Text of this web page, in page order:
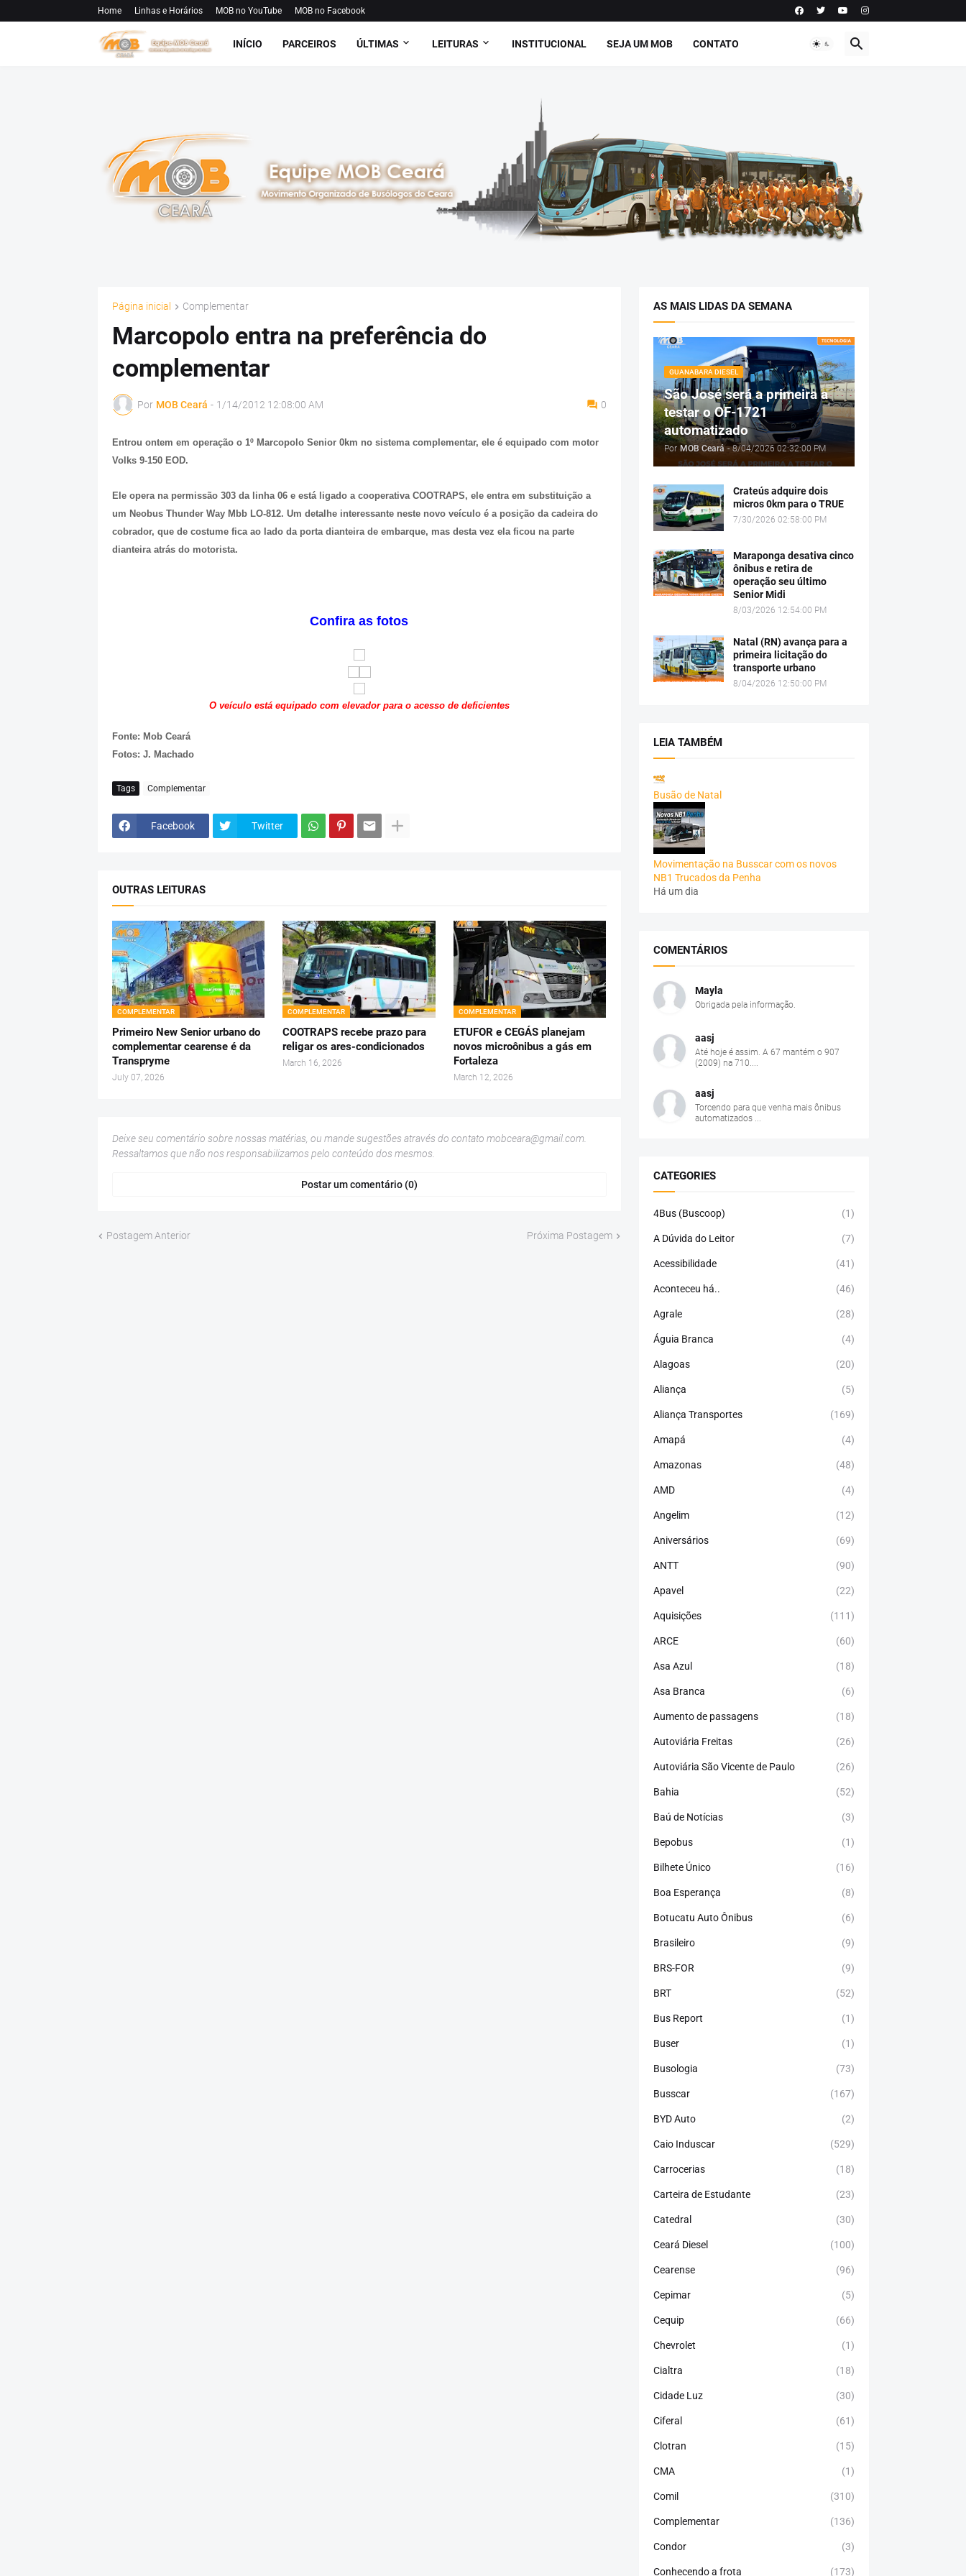
Home Linhas e Horários MOB no YouTube MOB no Facebook
INÍCIO PARCEIROS ÚLTIMAS LEITURAS INSTITUCIONAL SEJA UM MOB CONTATO
Página inicial Complementar
Marcopolo entra na preferência do
complementar
Por MOB Ceará - 1/14/2012 12:08:00 AM 0
Entrou ontem em operação o 1º Marcopolo Senior 0km no sistema complementar, ele é equipado com motor
Volks 9-150 EOD.
Ele opera na permissão 303 da linha 06 e está ligado a cooperativa COOTRAPS, ele entra em substituição a
um Neobus Thunder Way Mbb LO-812. Um detalhe interessante neste novo veículo é a posição da cadeira do
cobrador, que de costume fica ao lado da porta dianteira de embarque, mas desta vez ela ficou na parte
dianteira atrás do motorista.
Confira as fotos
O veículo está equipado com elevador para o acesso de deficientes
Fonte: Mob Ceará
Fotos: J. Machado
Tags Complementar
Facebook Twitter
OUTRAS LEITURAS
COMPLEMENTAR
Primeiro New Senior urbano do
complementar cearense é da
Transpryme
July 07, 2026
COMPLEMENTAR
COOTRAPS recebe prazo para
religar os ares-condicionados
March 16, 2026
COMPLEMENTAR
ETUFOR e CEGÁS planejam
novos microônibus a gás em
Fortaleza
March 12, 2026
Deixe seu comentário sobre nossas matérias, ou mande sugestões através do contato mobceara@gmail.com.
Ressaltamos que não nos responsabilizamos pelo conteúdo dos mesmos.
Postar um comentário (0)
Postagem Anterior Próxima Postagem
AS MAIS LIDAS DA SEMANA
GUANABARA DIESEL
São José será a primeira a
testar o OF-1721
automatizado
Por MOB Ceará - 8/04/2026 02:32:00 PM
Crateús adquire dois
micros 0km para o TRUE
7/30/2026 02:58:00 PM
Maraponga desativa cinco
ônibus e retira de
operação seu último
Senior Midi
8/03/2026 12:54:00 PM
Natal (RN) avança para a
primeira licitação do
transporte urbano
8/04/2026 12:50:00 PM
LEIA TAMBÉM
Busão de Natal
Movimentação na Busscar com os novos
NB1 Trucados da Penha
Há um dia
COMENTÁRIOS
Mayla
Obrigada pela informação.
aasj
Até hoje é assim. A 67 mantém o 907
(2009) na 710....
aasj
Torcendo para que venha mais ônibus
automatizados ...
CATEGORIES
4Bus (Buscoop) (1)
A Dúvida do Leitor (7)
Acessibilidade (41)
Aconteceu há.. (46)
Agrale (28)
Águia Branca (4)
Alagoas (20)
Aliança (5)
Aliança Transportes (169)
Amapá (4)
Amazonas (48)
AMD (4)
Angelim (12)
Aniversários (69)
ANTT (90)
Apavel (22)
Aquisições (111)
ARCE (60)
Asa Azul (18)
Asa Branca (6)
Aumento de passagens (18)
Autoviária Freitas (26)
Autoviária São Vicente de Paulo (26)
Bahia (52)
Baú de Notícias (3)
Bepobus (1)
Bilhete Único (16)
Boa Esperança (8)
Botucatu Auto Ônibus (6)
Brasileiro (9)
BRS-FOR (9)
BRT (52)
Bus Report (1)
Buser (1)
Busologia (73)
Busscar (167)
BYD Auto (2)
Caio Induscar (529)
Carrocerias (18)
Carteira de Estudante (23)
Catedral (30)
Ceará Diesel (100)
Cearense (96)
Cepimar (5)
Cequip (66)
Chevrolet (1)
Cialtra (18)
Cidade Luz (30)
Ciferal (61)
Clotran (15)
CMA (1)
Comil (310)
Complementar (136)
Condor (3)
Conhecendo a frota (173)